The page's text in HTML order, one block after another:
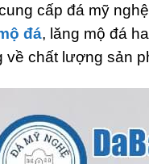
cấp đá mỹ
đá, lăng mộ đá
về chất lượng sản